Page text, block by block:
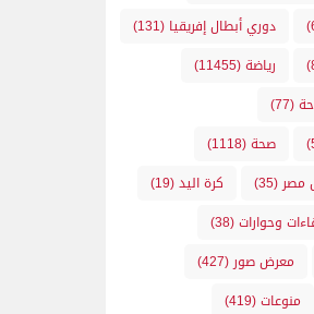
دوري أبطال إفريقيا (131)
رياضة(11455)
(77)
صحة(1118)
مصر (35) كرة اليد(19)
وحوارات(38)
معرض صور (427)
منوعات(419)